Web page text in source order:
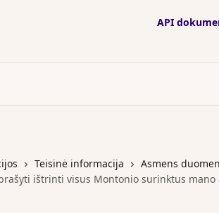
API
Teisinė informacija
Asmens
ištrinti visus Montonio surinktus mano